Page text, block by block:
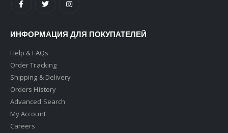
ИНФОРМАЦИЯ ДЛЯ ПОКУПАТЕЛЕЙ
Help & FAQs
Order Tracking
Shipping & Delivery
Orders History
Advanced Search
My Account
Careers